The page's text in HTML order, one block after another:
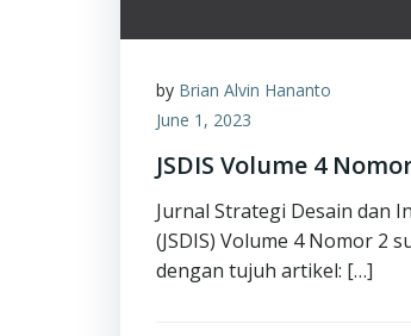
by Brian Alvin Hananto
June 1, 2023
JSDIS Volume 4
Jurnal Strategi Desain dan
(JSDIS) Volume 4 Nomor 2
dengan tujuh artikel: […]